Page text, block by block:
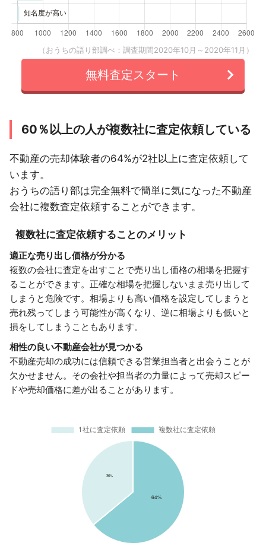
（おうちの語り部調べ：調査期間2020年10月～2020年11月）
無料査定スタート
60％以上の人が複数社に査定依頼している
不動産の売却体験者の64%が2社以上に査定依頼して
います。
おうちの語り部は完全無料で簡単に気になった不動産
会社に複数査定依頼することができます。
複数社に査定依頼することのメリット
適正な売り出し価格が分かる
複数の会社に査定を出すことで売り出し価格の相場を把握す
ることができます。正確な相場を把握しないまま売り出して
しまうと危険です。相場よりも高い価格を設定してしまうと
売れ残ってしまう可能性が高くなり、逆に相場よりも低いと
損をしてしまうこともあります。
相性の良い不動産会社が見つかる
不動産売却の成功には信頼できる営業担当者と出会うことが
欠かせません。その会社や担当者の力量によって売却スピー
ドや売却価格に差が出ることがあります。